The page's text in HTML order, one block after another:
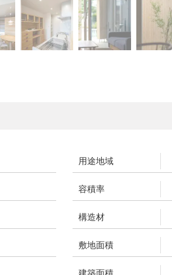
用途地域
容積率
構造材
敷地面積
建築面積